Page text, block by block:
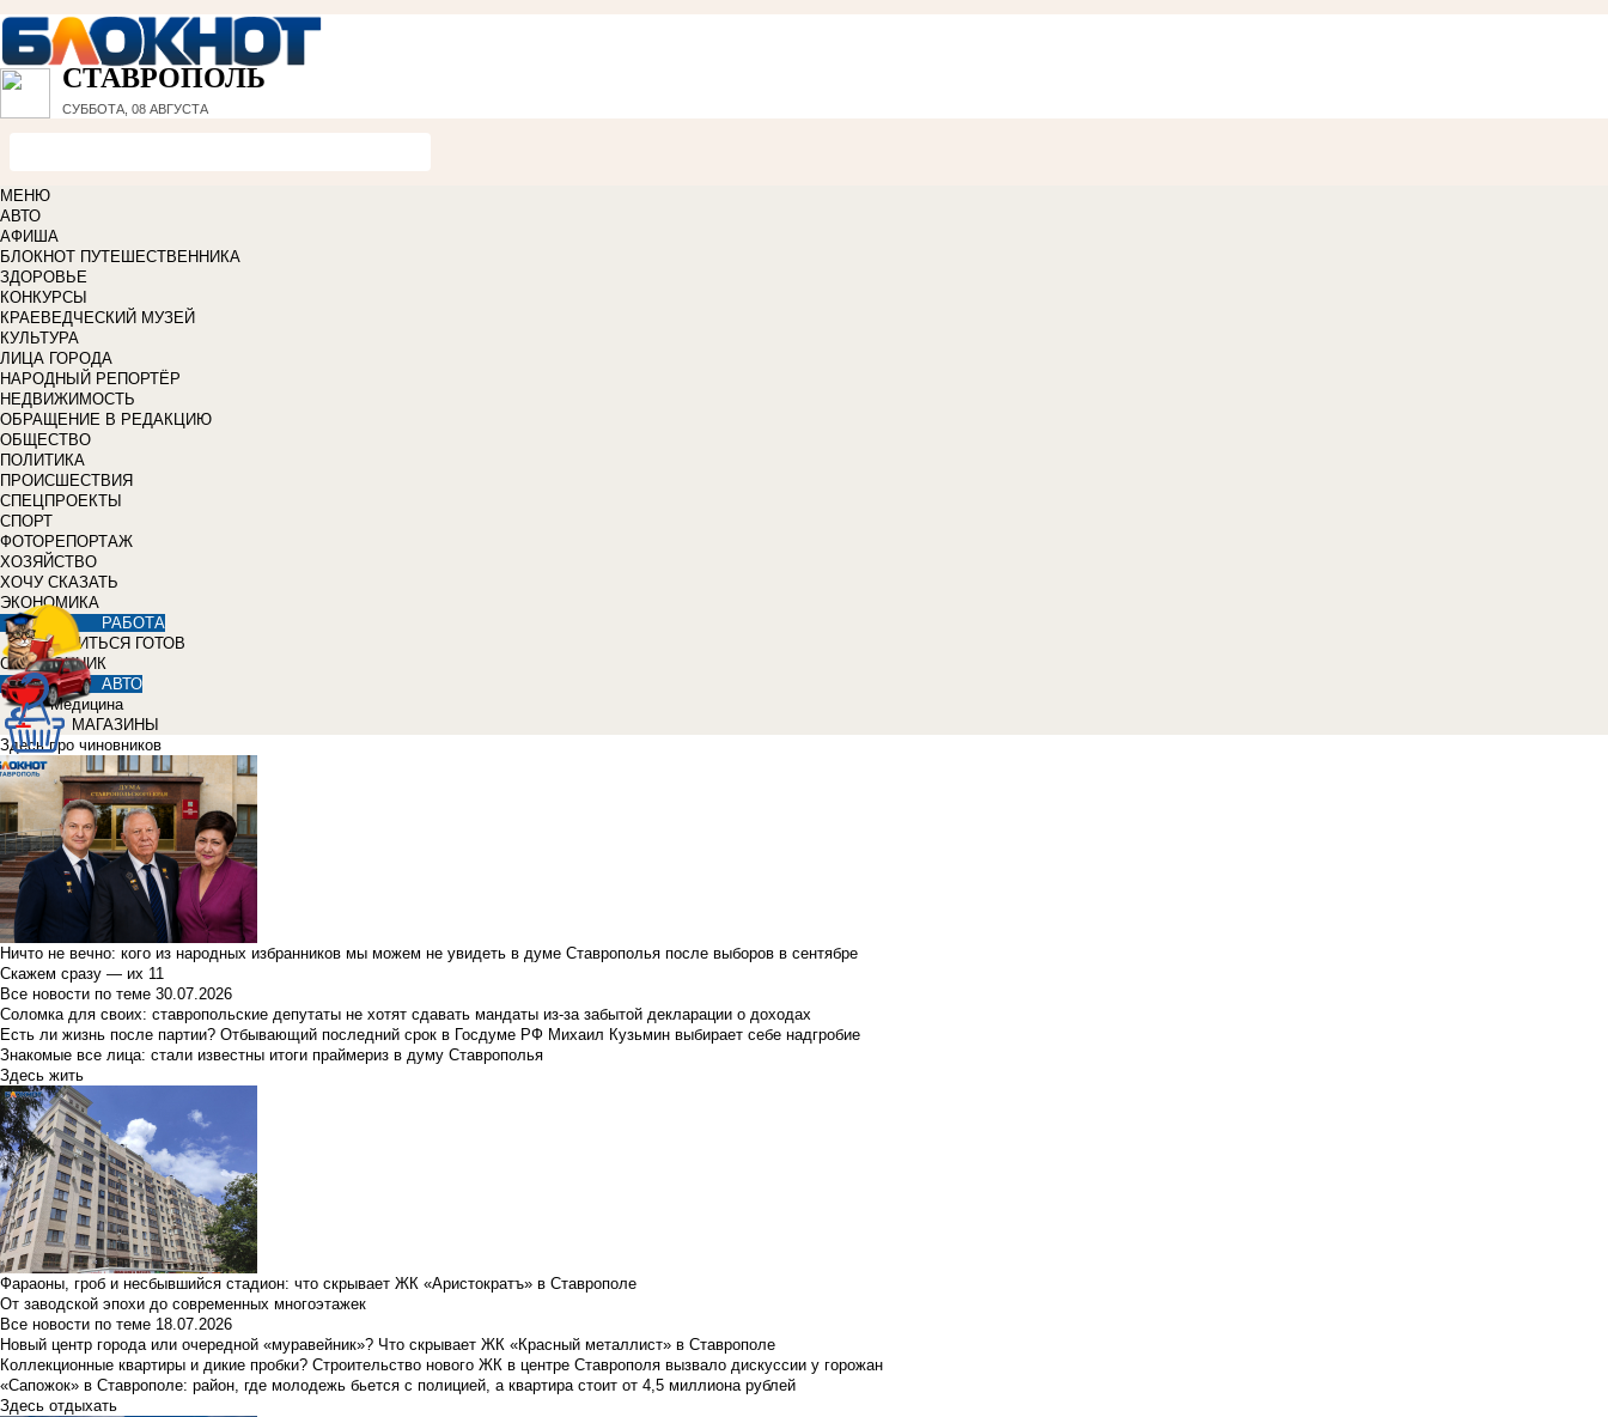
СТАВРОПОЛЬ
СУББОТА, 08 АВГУСТА
МЕНЮ
АВТО
АФИША
БЛОКНОТ ПУТЕШЕСТВЕННИКА
ЗДОРОВЬЕ
КОНКУРСЫ
КРАЕВЕДЧЕСКИЙ МУЗЕЙ
КУЛЬТУРА
ЛИЦА ГОРОДА
НАРОДНЫЙ РЕПОРТЁР
НЕДВИЖИМОСТЬ
ОБРАЩЕНИЕ В РЕДАКЦИЮ
ОБЩЕСТВО
ПОЛИТИКА
ПРОИСШЕСТВИЯ
СПЕЦПРОЕКТЫ
СПОРТ
ФОТОРЕПОРТАЖ
ХОЗЯЙСТВО
ХОЧУ СКАЗАТЬ
ЭКОНОМИКА
РАБОТА
УЧИТЬСЯ ГОТОВ
СПРАВОЧНИК
АВТО
Медицина
МАГАЗИНЫ
Здесь про чиновников
Ничто не вечно: кого из народных избранников мы можем не увидеть в думе Ставрополья после выборов в сентябре
Скажем сразу — их 11
Все новости по теме 30.07.2026
Соломка для своих: ставропольские депутаты не хотят сдавать мандаты из-за забытой декларации о доходах
Есть ли жизнь после партии? Отбывающий последний срок в Госдуме РФ Михаил Кузьмин выбирает себе надгробие
Знакомые все лица: стали известны итоги праймериз в думу Ставрополья
Здесь жить
Фараоны, гроб и несбывшийся стадион: что скрывает ЖК «Аристократъ» в Ставрополе
От заводской эпохи до современных многоэтажек
Все новости по теме 18.07.2026
Новый центр города или очередной «муравейник»? Что скрывает ЖК «Красный металлист» в Ставрополе
Коллекционные квартиры и дикие пробки? Строительство нового ЖК в центре Ставрополя вызвало дискуссии у горожан
«Сапожок» в Ставрополе: район, где молодежь бьется с полицией, а квартира стоит от 4,5 миллиона рублей
Здесь отдыхать